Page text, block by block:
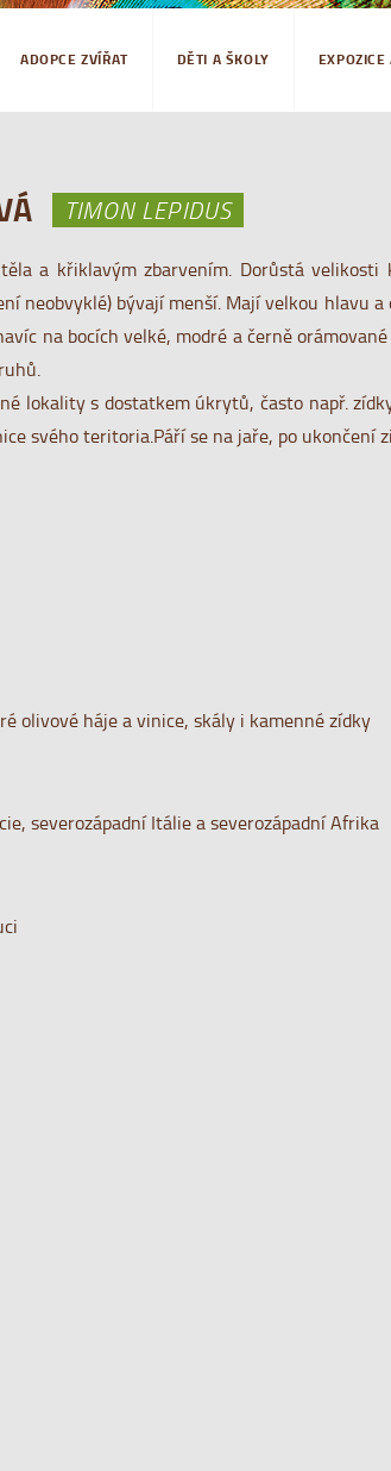
ADOPCE ZVÍŘAT DĚTI A ŠKOLY
TIMON LEPIDUS
a křiklavým zbarvením. Dorůstá
neobvyklé) bývají menší. Mají velkou hlavu
na bocích velké, modré a černě
lokality s dostatkem úkrytů, často např.
svého teritoria.Páří se na jaře, po ukončení
olivové háje a vinice, skály i kamenné zídky
severozápadní Itálie a severozápadní Afrika